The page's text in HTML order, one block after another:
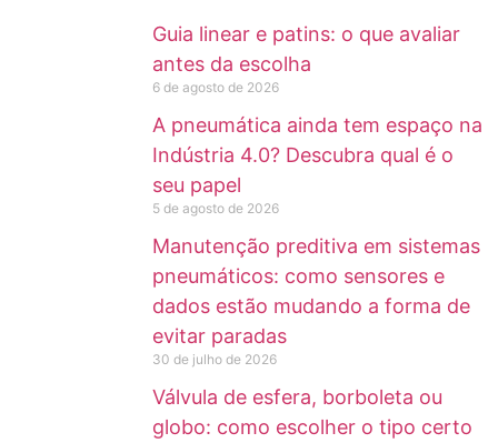
Guia linear e patins: o que avaliar
antes da escolha
6 de agosto de 2026
A pneumática ainda tem espaço na
Indústria 4.0? Descubra qual é o
seu papel
5 de agosto de 2026
Manutenção preditiva em sistemas
pneumáticos: como sensores e
dados estão mudando a forma de
evitar paradas
30 de julho de 2026
Válvula de esfera, borboleta ou
globo: como escolher o tipo certo